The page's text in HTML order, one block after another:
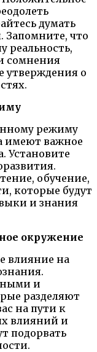
думать
Запомните, что
сомнения
утверждения о
режиму
имеют важное
Установите
обучение,
которые будут
и знания
окружение
влияние на
и
разделяют
на пути к
влияний и
подорвать